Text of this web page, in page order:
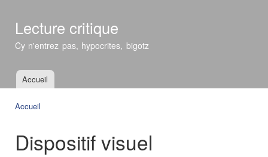
Lecture critique
Cy n'entrez pas, hypocrites, bigotz
Menu principal
Accueil
Accueil
Dispositif visuel